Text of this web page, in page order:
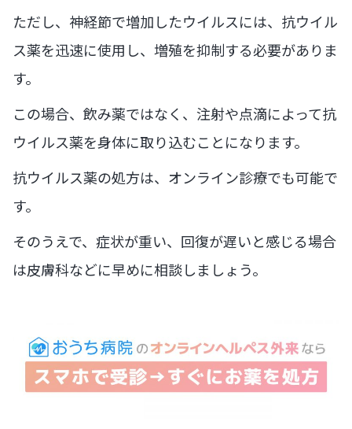
ただし、神経節で増加したウイルスには、抗ウイル
ス薬を迅速に使用し、増殖を抑制する必要がありま
す。
この場合、飲み薬ではなく、注射や点滴によって抗
ウイルス薬を身体に取り込むことになります。
抗ウイルス薬の処方は、オンライン診療でも可能で
す。
そのうえで、症状が重い、回復が遅いと感じる場合
は皮膚科などに早めに相談しましょう。